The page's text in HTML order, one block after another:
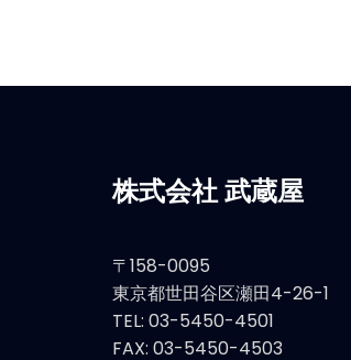
株式会社 武蔵屋
〒158-0095
東京都世田谷区瀬田4-26-1
TEL: 03-5450-4501
FAX: 03-5450-4503